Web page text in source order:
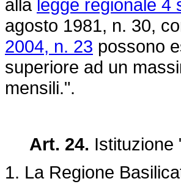
alla legge regionale 4
agosto 1981, n. 30,
2004, n. 23 possono
superiore ad un
mensili.".
Art. 24. Istituzione
1. La Regione